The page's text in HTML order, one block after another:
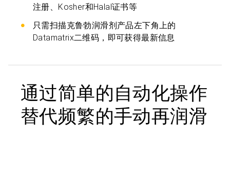
注册、Kosher和Halal证书等
只需扫描克鲁勃润滑剂产品左下角上的
Datamatrix二维码，即可获得最新信息
通过简单的自动化操作
替代频繁的手动再润滑